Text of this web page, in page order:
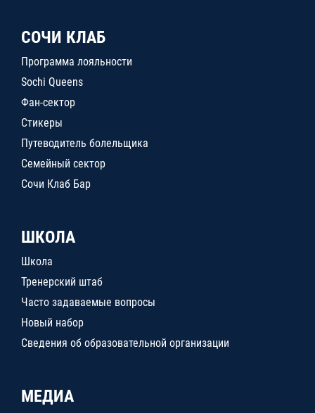
СОЧИ КЛАБ
Программа лояльности
Sochi Queens
Фан-сектор
Стикеры
Путеводитель болельщика
Семейный сектор
Сочи Клаб Бар
ШКОЛА
Школа
Тренерский штаб
Часто задаваемые вопросы
Новый набор
Сведения об образовательной организации
МЕДИА